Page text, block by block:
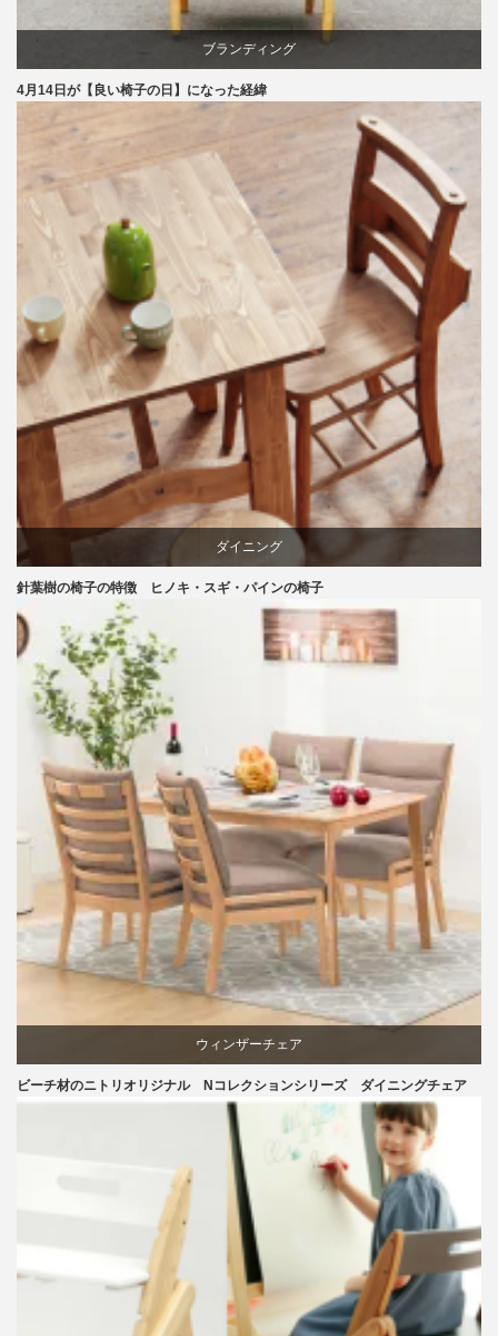
ブランディング
マーケティング
旭川
4月14日が【良い椅子の日】になった経緯
ダイニング
パイン
天童木工
材料
針葉樹の椅子の特徴 ヒノキ・スギ・パインの椅子
ウィンザーチェア
ダイニング
ニトリ
ビーチ
ライフスタイル
ビーチ材のニトリオリジナル Nコレクションシリーズ ダイニングチェア